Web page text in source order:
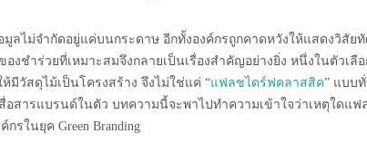
ลไม่จำกัดอยู่แค่บนกระดาษ อีกทั้งองค์กรถูกคาดหวังให้แสดงวิสั
องชำร่วยที่เหมาะสมจึงกลายเป็นเรื่องสำคัญอย่างยิ่ง หนึ่งในตัวเลื
มีวัสดุไม้เป็นโครงสร้าง จึงไม่ใช่แค่ “แฟลชไดร์ฟคลาสสิค” แบบ
อสารแบรนด์ในตัว บทความนี้จะพาไปทำความเข้าใจว่าเหตุใดแ
กรในยุค Green Branding